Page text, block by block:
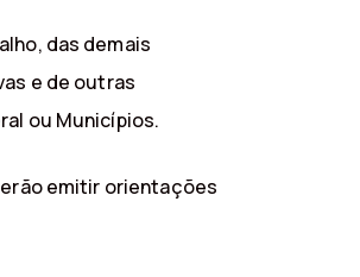
das demais
e de outras
ou Municípios.
emitir orientações